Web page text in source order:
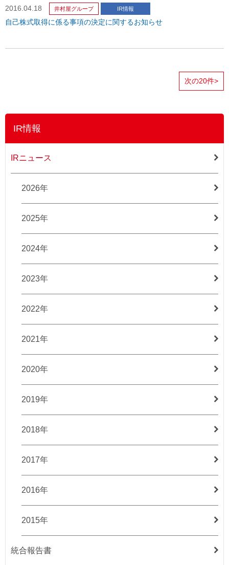
2016.04.18 井村屋グループ IR情報
自己株式取得に係る事項の決定に関するお知らせ
次の20件>
IR情報
IRニュース
2026年
2025年
2024年
2023年
2022年
2021年
2020年
2019年
2018年
2017年
2016年
2015年
統合報告書